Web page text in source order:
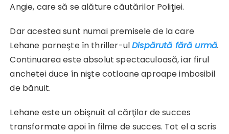
Angie, care să se alăture căutărilor Poliţiei.
Dar acestea sunt numai premisele de la care
Lehane porneşte în thriller-ulDispărută fără urmă.
Continuarea este absolut spectaculoasă, iar firul
anchetei duce în nişte cotloane aproape imbosibil
de bănuit.
Lehane este un obişnuit al cărţilor de succes
transformate apoi în filme de succes. Tot el a scris